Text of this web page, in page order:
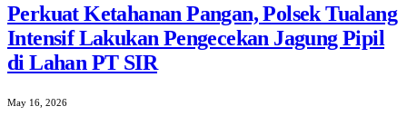
Perkuat Ketahanan Pangan, Polsek Tualang
Intensif Lakukan Pengecekan Jagung Pipil
di Lahan PT SIR
May 16, 2026